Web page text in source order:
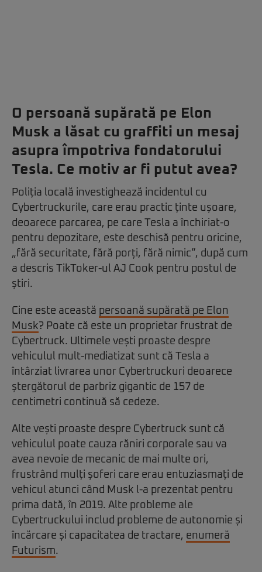
O persoană supărată pe Elon
Musk a lăsat cu graffiti un mesaj
asupra împotriva fondatorului
Tesla. Ce motiv ar fi putut avea?
Poliția locală investighează incidentul cu
Cybertruckurile, care erau practic ținte ușoare,
deoarece parcarea, pe care Tesla a închiriat-o
pentru depozitare, este deschisă pentru oricine,
„fără securitate, fără porți, fără nimic”, după cum
a descris TikToker-ul AJ Cook pentru postul de
știri.
Cine este această persoană supărată pe Elon
Musk? Poate că este un proprietar frustrat de
Cybertruck. Ultimele vești proaste despre
vehiculul mult-mediatizat sunt că Tesla a
întârziat livrarea unor Cybertruckuri deoarece
ștergătorul de parbriz gigantic de 157 de
centimetri continuă să cedeze.
Alte vești proaste despre Cybertruck sunt că
vehiculul poate cauza răniri corporale sau va
avea nevoie de mecanic de mai multe ori,
frustrând mulți șoferi care erau entuziasmați de
vehicul atunci când Musk l-a prezentat pentru
prima dată, în 2019. Alte probleme ale
Cybertruckului includ probleme de autonomie și
încărcare și capacitatea de tractare, enumeră
Futurism.